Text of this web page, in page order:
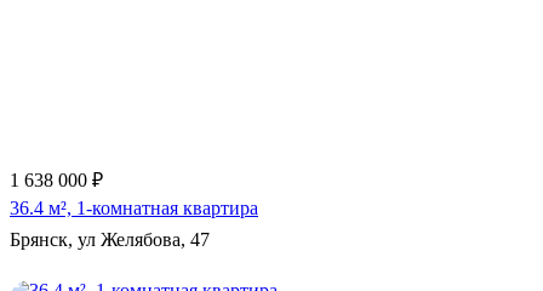
1 638 000 ₽
36.4 м², 1-комнатная квартира
Брянск, ул Желябова, 47